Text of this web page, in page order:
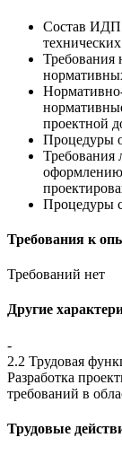
Состав ИДП
Требования
проектной
Процедуры
Требования
оформлению
Процедуры
Требования к
Требований нет
Другие
-
2.2 Трудовая
Разработка
требований в
Трудовые